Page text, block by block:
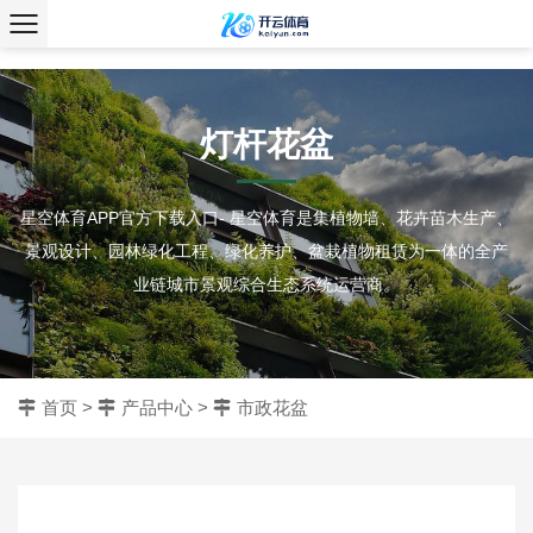
、
灯杆花盆
星空体育APP官方下载入口- 星空体育是集植物墙、花卉苗木生产、
景观设计、园林绿化工程、绿化养护、盆栽植物租赁为一体的全产
业链城市景观综合生态系统运营商。
首页 > 产品中心 > 市政花盆